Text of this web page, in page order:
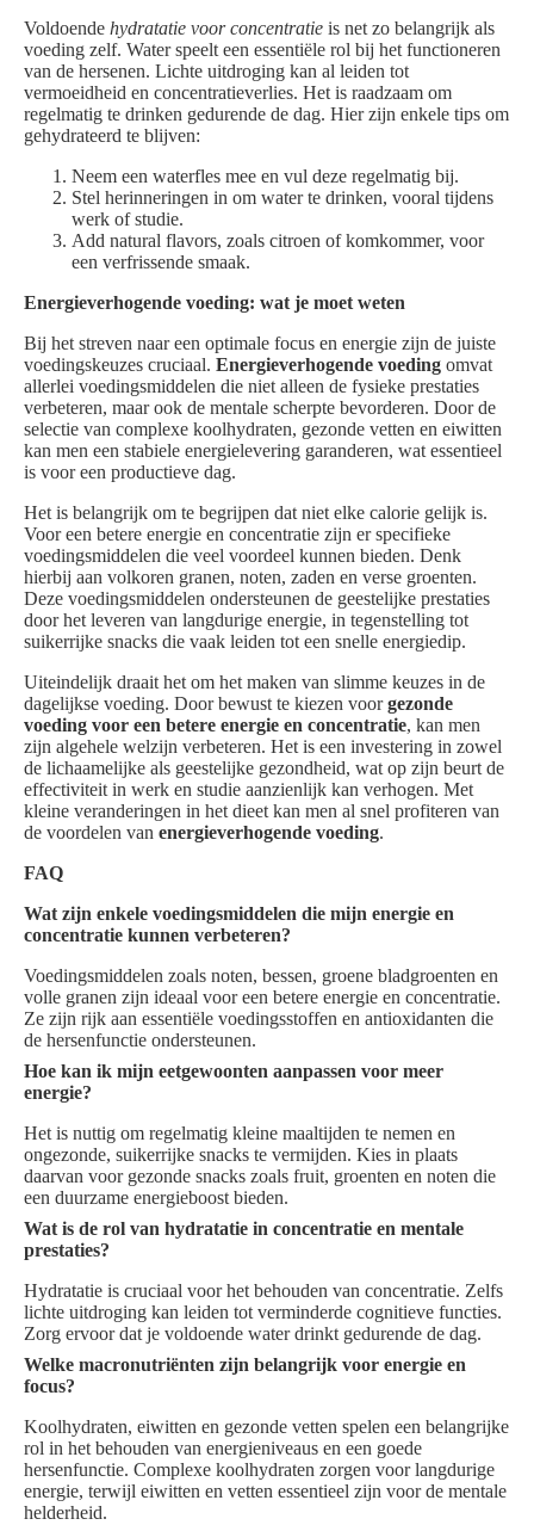
Voldoende hydratatie voor concentratie is net zo belangrijk als
voeding zelf. Water speelt een essentiële rol bij het functioneren
van de hersenen. Lichte uitdroging kan al leiden tot
vermoeidheid en concentratieverlies. Het is raadzaam om
regelmatig te drinken gedurende de dag. Hier zijn enkele tips om
gehydrateerd te blijven:
Neem een waterfles mee en vul deze regelmatig bij.
Stel herinneringen in om water te drinken, vooral tijdens
werk of studie.
Add natural flavors, zoals citroen of komkommer, voor
een verfrissende smaak.
Energieverhogende voeding: wat je moet weten
Bij het streven naar een optimale focus en energie zijn de juiste
voedingskeuzes cruciaal. Energieverhogende voeding omvat
allerlei voedingsmiddelen die niet alleen de fysieke prestaties
verbeteren, maar ook de mentale scherpte bevorderen. Door de
selectie van complexe koolhydraten, gezonde vetten en eiwitten
kan men een stabiele energielevering garanderen, wat essentieel
is voor een productieve dag.
Het is belangrijk om te begrijpen dat niet elke calorie gelijk is.
Voor een betere energie en concentratie zijn er specifieke
voedingsmiddelen die veel voordeel kunnen bieden. Denk
hierbij aan volkoren granen, noten, zaden en verse groenten.
Deze voedingsmiddelen ondersteunen de geestelijke prestaties
door het leveren van langdurige energie, in tegenstelling tot
suikerrijke snacks die vaak leiden tot een snelle energiedip.
Uiteindelijk draait het om het maken van slimme keuzes in de
dagelijkse voeding. Door bewust te kiezen voorgezonde
voeding voor een betere energie en concentratie, kan men
zijn algehele welzijn verbeteren. Het is een investering in zowel
de lichaamelijke als geestelijke gezondheid, wat op zijn beurt de
effectiviteit in werk en studie aanzienlijk kan verhogen. Met
kleine veranderingen in het dieet kan men al snel profiteren van
de voordelen van energieverhogende voeding.
FAQ
Wat zijn enkele voedingsmiddelen die mijn energie en
concentratie kunnen verbeteren?
Voedingsmiddelen zoals noten, bessen, groene bladgroenten en
volle granen zijn ideaal voor een betere energie en concentratie.
Ze zijn rijk aan essentiële voedingsstoffen en antioxidanten die
de hersenfunctie ondersteunen.
Hoe kan ik mijn eetgewoonten aanpassen voor meer
energie?
Het is nuttig om regelmatig kleine maaltijden te nemen en
ongezonde, suikerrijke snacks te vermijden. Kies in plaats
daarvan voor gezonde snacks zoals fruit, groenten en noten die
een duurzame energieboost bieden.
Wat is de rol van hydratatie in concentratie en mentale
prestaties?
Hydratatie is cruciaal voor het behouden van concentratie. Zelfs
lichte uitdroging kan leiden tot verminderde cognitieve functies.
Zorg ervoor dat je voldoende water drinkt gedurende de dag.
Welke macronutriënten zijn belangrijk voor energie en
focus?
Koolhydraten, eiwitten en gezonde vetten spelen een belangrijke
rol in het behouden van energieniveaus en een goede
hersenfunctie. Complexe koolhydraten zorgen voor langdurige
energie, terwijl eiwitten en vetten essentieel zijn voor de mentale
helderheid.